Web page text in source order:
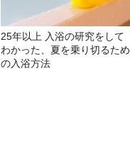
25年以上 入浴の研究をして
わかった、夏を乗り切るため
の入浴方法